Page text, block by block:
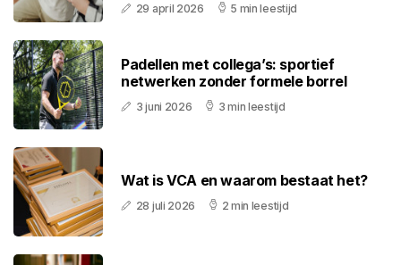
29 april 2026 5 min leestijd
Padellen met collega’s: sportief
netwerken zonder formele borrel
3 juni 2026 3 min leestijd
Wat is VCA en waarom bestaat het?
28 juli 2026 2 min leestijd